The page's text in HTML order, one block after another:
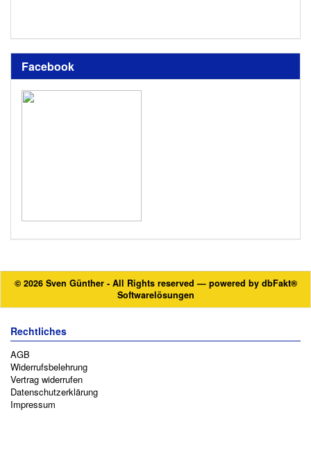
Facebook
© 2026 Sven Günther - All Rights reserved — powered by dbFakt®
Softwarelösungen
Rechtliches
AGB
Widerrufsbelehrung
Vertrag widerrufen
Datenschutzerklärung
Impressum